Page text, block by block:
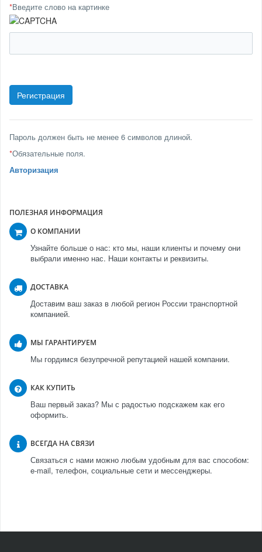
*Введите слово на картинке
Пароль должен быть не менее 6 символов длиной.
*Обязательные поля.
Авторизация
ПОЛЕЗНАЯ ИНФОРМАЦИЯ
О КОМПАНИИ
Узнайте больше о нас: кто мы, наши клиенты и почему они
выбрали именно нас. Наши контакты и реквизиты.
ДОСТАВКА
Доставим ваш заказ в любой регион России транспортной
компанией.
МЫ ГАРАНТИРУЕМ
Мы гордимся безупречной репутацией нашей компании.
КАК КУПИТЬ
Ваш первый заказ? Мы с радостью подскажем как его
оформить.
ВСЕГДА НА СВЯЗИ
Связаться с нами можно любым удобным для вас способом:
e-mail, телефон, социальные сети и мессенджеры.